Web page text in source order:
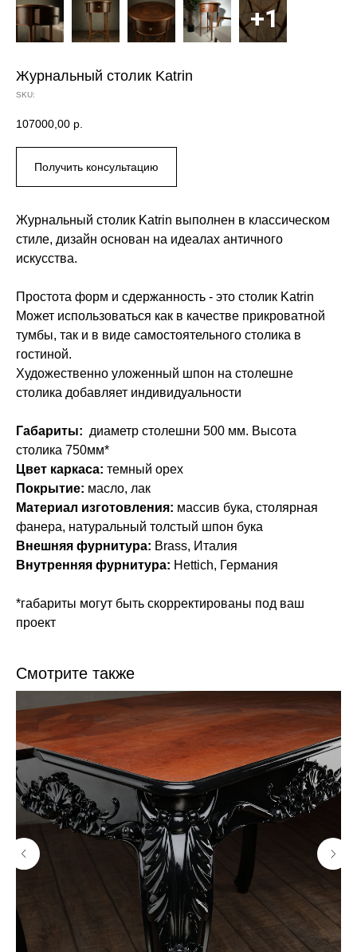
Журнальный столик Katrin
SKU:
107000,00 р.
Получить консультацию
Журнальный столик Katrin выполнен в классическом
стиле, дизайн основан на идеалах античного
искусства.
Простота форм и сдержанность - это столик Katrin
Может использоваться как в качестве прикроватной
тумбы, так и в виде самостоятельного столика в
гостиной.
Художественно уложенный шпон на столешне
столика добавляет индивидуальности
Габариты: диаметр столешни 500 мм. Высота
столика 750мм*
Цвет каркаса: темный орех
Покрытие: масло, лак
Материал изготовления: массив бука, столярная
фанера, натуральный толстый шпон бука
Внешняя фурнитура: Brass, Италия
Внутренняя фурнитура: Hettich, Германия
*габариты могут быть скорректированы под ваш
проект
Смотрите также